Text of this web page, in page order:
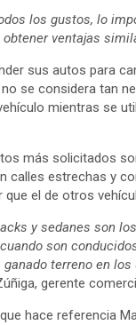
los gustos, lo
ventajas
sus autos para
se considera tan
mientras se
más solicitados
calles estrechas y
el de otros
y sedanes son
son
terreno en
gerente
hace referencia